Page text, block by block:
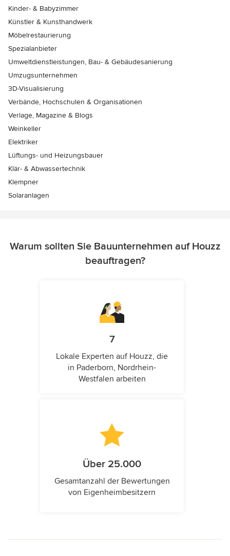
Kinder- & Babyzimmer
Künstler & Kunsthandwerk
Möbelrestaurierung
Spezialanbieter
Umweltdienstleistungen, Bau- & Gebäudesanierung
Umzugsunternehmen
3D-Visualisierung
Verbände, Hochschulen & Organisationen
Verlage, Magazine & Blogs
Weinkeller
Elektriker
Lüftungs- und Heizungsbauer
Klär- & Abwassertechnik
Klempner
Solaranlagen
Warum sollten Sie Bauunternehmen auf Houzz
beauftragen?
7
Lokale Experten auf Houzz, die
in Paderborn, Nordrhein-
Westfalen arbeiten
Über 25.000
Gesamtanzahl der Bewertungen
von Eigenheimbesitzern